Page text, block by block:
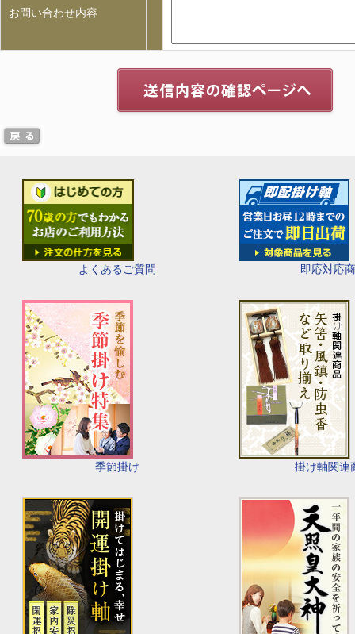
よくあるご質問 即応対応
季節掛け 掛け軸関連
お問い合わせ内容